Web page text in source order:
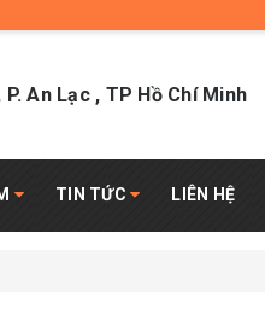
An Lạc , TP Hồ Chí Minh
TIN TỨC LIÊN HỆ